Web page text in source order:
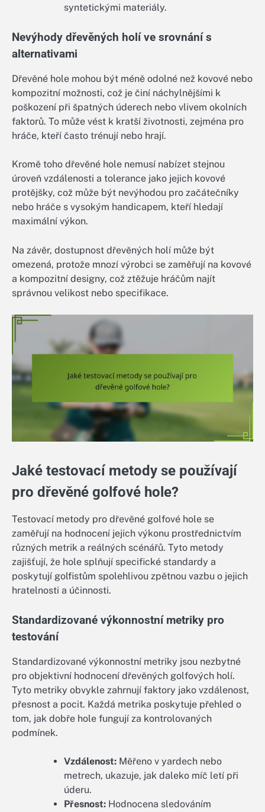
syntetickými materiály.
Nevýhody dřevěných holí ve srovnání s
alternativami
Dřevěné hole mohou být méně odolné než kovové nebo
kompozitní možnosti, což je činí náchylnějšími k
poškození při špatných úderech nebo vlivem okolních
faktorů. To může vést k kratší životnosti, zejména pro
hráče, kteří často trénují nebo hrají.
Kromě toho dřevěné hole nemusí nabízet stejnou
úroveň vzdálenosti a tolerance jako jejich kovové
protějšky, což může být nevýhodou pro začátečníky
nebo hráče s vysokým handicapem, kteří hledají
maximální výkon.
Na závěr, dostupnost dřevěných holí může být
omezená, protože mnozí výrobci se zaměřují na kovové
a kompozitní designy, což ztěžuje hráčům najít
správnou velikost nebo specifikace.
Jaké testovací metody se používají
pro dřevěné golfové hole?
Testovací metody pro dřevěné golfové hole se
zaměřují na hodnocení jejich výkonu prostřednictvím
různých metrik a reálných scénářů. Tyto metody
zajišťují, že hole splňují specifické standardy a
poskytují golfistům spolehlivou zpětnou vazbu o jejich
hratelnosti a účinnosti.
Standardizované výkonnostní metriky pro
testování
Standardizované výkonnostní metriky jsou nezbytné
pro objektivní hodnocení dřevěných golfových holí.
Tyto metriky obvykle zahrnují faktory jako vzdálenost,
přesnost a pocit. Každá metrika poskytuje přehled o
tom, jak dobře hole fungují za kontrolovaných
podmínek.
Vzdálenost: Měřeno v yardech nebo
metrech, ukazuje, jak daleko míč letí při
úderu.
Přesnost: Hodnocena sledováním